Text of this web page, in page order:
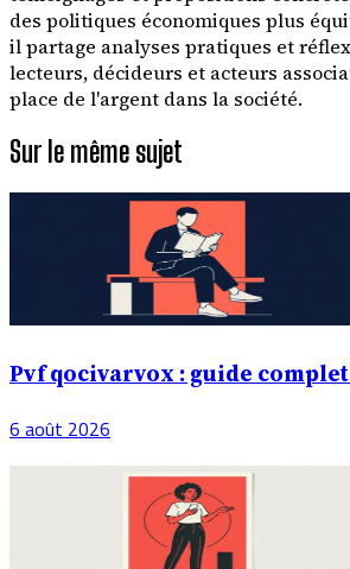
des politiques économiques plus
il partage analyses pratiques et
lecteurs, décideurs et acteurs
place de l'argent dans la société.
Sur le même sujet
Pvf qocivarvox : guide
6 août 2026